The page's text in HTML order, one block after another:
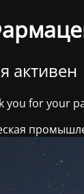
активен
you for your